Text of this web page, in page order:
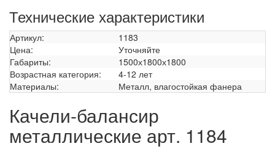
Технические характеристики
Артикул:
1183
Цена:
Уточняйте
Габариты:
1500х1800х1800
Возрастная категория:
4-12 лет
Материалы:
Металл, влагостойкая фанера
Качели-балансир
металлические арт. 1184